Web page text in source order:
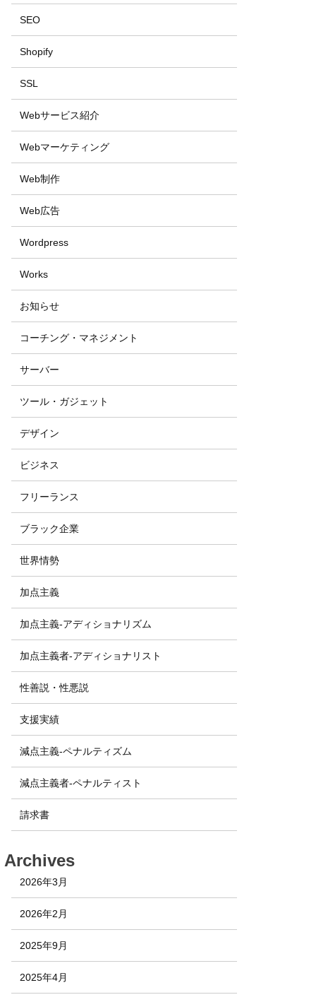
SEO
Shopify
SSL
Webサービス紹介
Webマーケティング
Web制作
Web広告
Wordpress
Works
お知らせ
コーチング・マネジメント
サーバー
ツール・ガジェット
デザイン
ビジネス
フリーランス
ブラック企業
世界情勢
加点主義
加点主義-アディショナリズム
加点主義者-アディショナリスト
性善説・性悪説
支援実績
減点主義-ペナルティズム
減点主義者-ペナルティスト
請求書
Archives
2026年3月
2026年2月
2025年9月
2025年4月